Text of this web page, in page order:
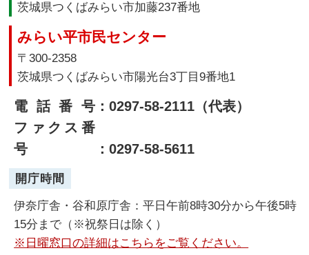
茨城県つくばみらい市加藤237番地
みらい平市民センター
〒300-2358
茨城県つくばみらい市陽光台3丁目9番地1
電話番号：0297-58-2111（代表）
ファクス番
号
：0297-58-5611
開庁時間
伊奈庁舎・谷和原庁舎：平日午前8時30分から午後5時
15分まで（※祝祭日は除く）
※日曜窓口の詳細はこちらをご覧ください。